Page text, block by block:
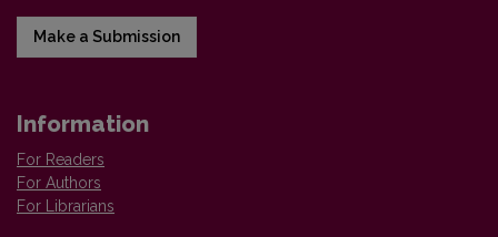
Make a Submission
Information
For Readers
For Authors
For Librarians